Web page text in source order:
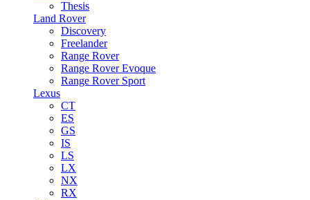
Thesis
Land Rover
Discovery
Freelander
Range Rover
Range Rover Evoque
Range Rover Sport
Lexus
CT
ES
GS
IS
LS
LX
NX
RX